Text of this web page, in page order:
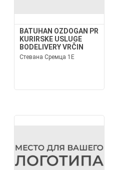
BATUHAN OZDOGAN PR
KURIRSKE USLUGE
BODELIVERY VRČIN
Стевана Сремца 1Е